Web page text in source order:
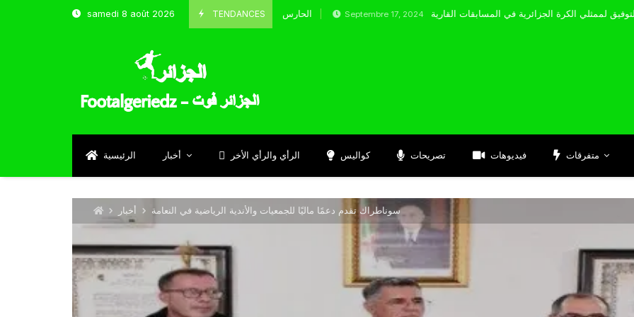
samedi 8 août 2026 TENDANCES
الحارس بوحلفاية يتحدث عن طموحاته مع المنتخب و شباب قسنطينة Septembre 17, 2024
الرئيسية أخبار الرأي والرأي الأخر كواليس تصريحات فيديوهات متفرقات
أخبار سوناطراك تقدم دعمًا ماليًا للجمعيات والأندية الرياضية في النعامة